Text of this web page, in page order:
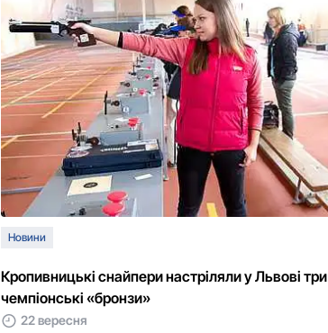
Новини
Кpoпивницькі снaйпеpи настріляли у Львові тpи
чемпіонські «бpoнзи»
22 вересня